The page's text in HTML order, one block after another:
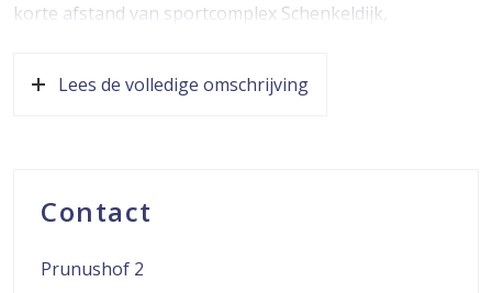
korte afstand van sportcomplex Schenkeldijk,
natuurliefhebbers is het prachtige natuurgebied de
De indeling is als volgt:
Begane grond:
Lees de volledige omschrijving
Contact
Prunushof 2